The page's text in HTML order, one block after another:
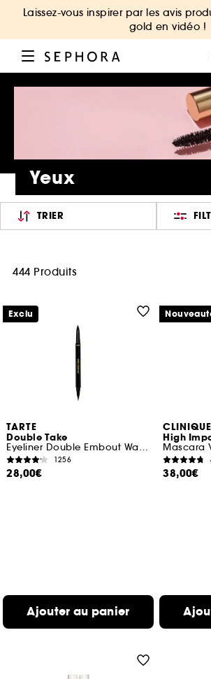
Laissez-vous inspirer par les avis
gold en vidéo !
Yeux
TRIER
444 Produits
TARTE
Double Take
Eyeliner Double Embout Waterproof Liquide et Crayon
1256
28,00€
Ajouter au panier
Exclu
CLINIQUE
High
38,00€